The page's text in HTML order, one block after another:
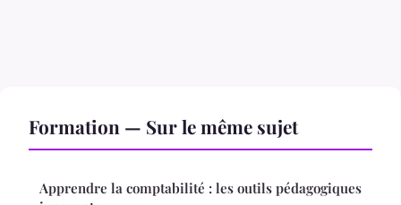
Formation — Sur le même sujet
Apprendre la comptabilité : les outils pédagogiques